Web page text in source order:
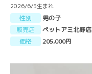
2026/6/5生まれ
性別
男の子
販売店
ペットアミ北野店
価格
205,000円